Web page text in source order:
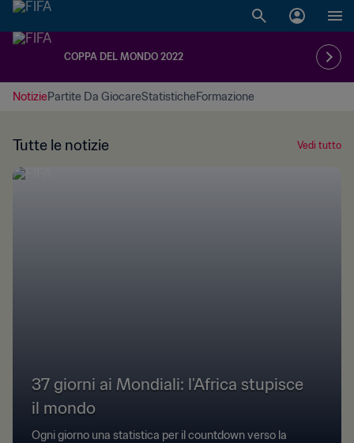
COPPA DEL MONDO 2022
NotiziePartite Da GiocareStatisticheFormazione
Tutte le notizie Vedi tutto
37 giorni ai Mondiali: l'Africa stupisce
il mondo
Ogni giorno una statistica per il countdown verso la